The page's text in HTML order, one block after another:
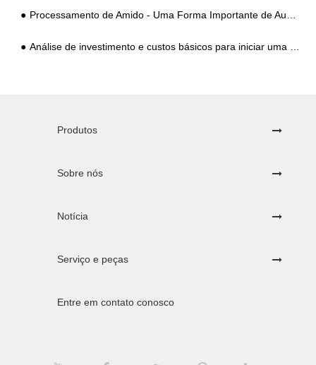
Processamento de Amido - Uma Forma Importante de Aumentar o Valor da Mandioca
Análise de investimento e custos básicos para iniciar uma planta de processamento de amido
Produtos
Sobre nós
Notícia
Serviço e peças
Entre em contato conosco